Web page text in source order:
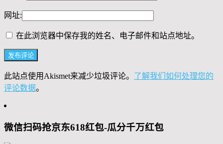
网址:
在此浏览器中保存我的姓名、电子邮件和站点地址。
此站点使用Akismet来减少垃圾评论。 了解我们如何处理您的
评论数据。
微信扫码抢京东618红包-瓜分千万红包